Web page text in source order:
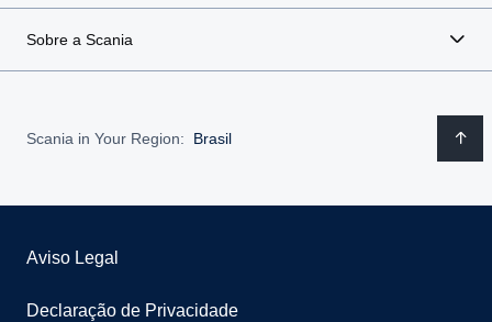
Sobre a Scania
Scania in Your Region: Brasil
Aviso Legal
Declaração de Privacidade